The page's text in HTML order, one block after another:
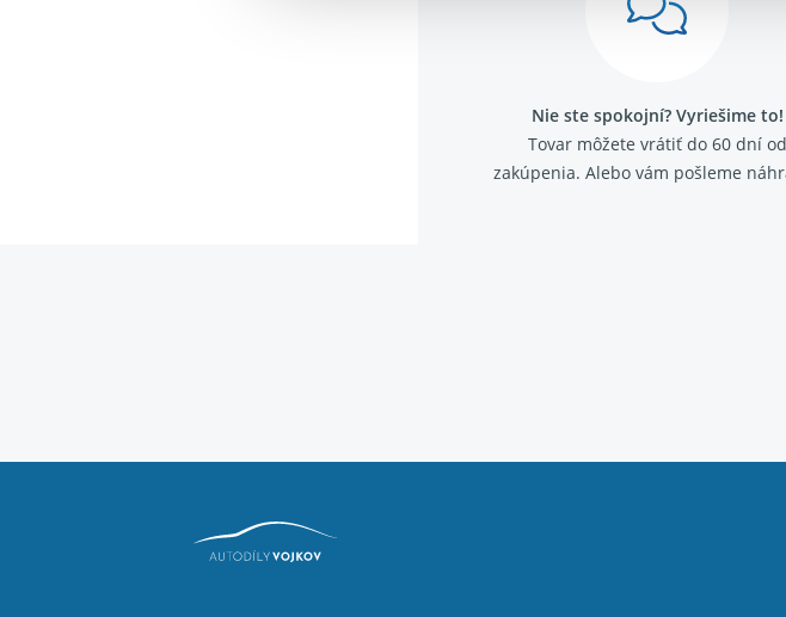
Nie ste spokojní? Vyriešime to!
Tovar môžete vrátiť do 60 dní od
zakúpenia. Alebo vám pošleme